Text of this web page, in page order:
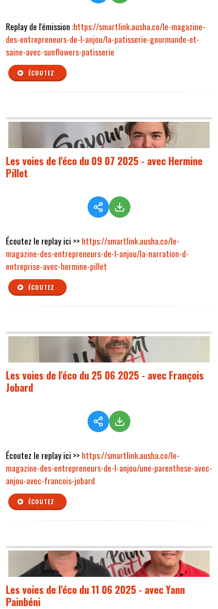
Replay de l'émission :https://smartlink.ausha.co/le-magazine-
des-entrepreneurs-de-l-anjou/la-patisserie-gourmande-et-
saine-avec-sunflowers-patisserie
ÉCOUTEZ
Les voies de l'éco du 09 07 2025 - avec Hermine
Pillet
Écoutez le replay ici >> https://smartlink.ausha.co/le-
magazine-des-entrepreneurs-de-l-anjou/la-narration-d-
entreprise-avec-hermine-pillet
ÉCOUTEZ
Les voies de l'éco du 25 06 2025 - avec François
Jobard
Écoutez le replay ici >> https://smartlink.ausha.co/le-
magazine-des-entrepreneurs-de-l-anjou/une-parenthese-avec-
anjou-avec-francois-jobard
ÉCOUTEZ
Les voies de l'éco du 11 06 2025 - avec Yann
Painbéni